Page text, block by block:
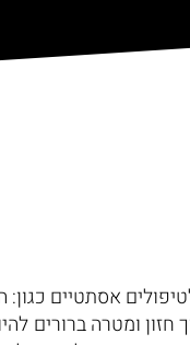
אסתטיים
חזון ומטרה ברורים